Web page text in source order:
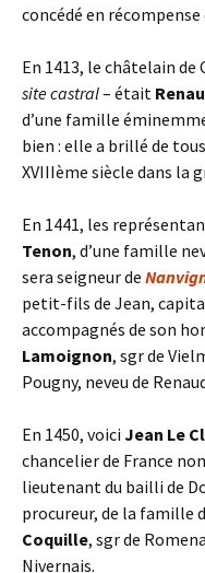
concédé en récompense
En 1413, le châtelain de
site castral– était
d’une famille
bien : elle a brillé de
XVIIIème siècle dans la
En 1441, les
Tenon, d’une famille
sera seigneur de
petit-fils de Jean,
accompagnés de son
Lamoignon, sgr de
Pougny, neveu de
En 1450, voici Jean Le
chancelier de France
lieutenant du bailli de
procureur, de la famille
Coquille, sgr de
Nivernais.